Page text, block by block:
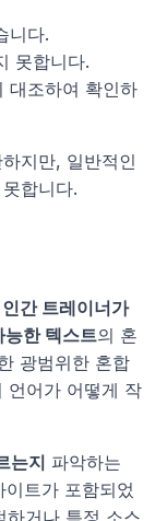
니다.
못합니다.
대조하여 확인하
지만, 일반적인
합니다.
인간 트레이너가
능한 텍스트의 혼
광범위한 혼합
언어가 어떻게 작
는지 파악하는
트가 포함되었
하거나 특정 소스